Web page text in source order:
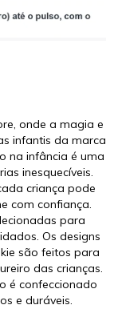
onde a magia e
infantis da marca
na infância é uma
inesquecíveis.
criança pode
com confiança.
para
Os designs
são feitos para
das crianças.
é confeccionado
e duráveis.